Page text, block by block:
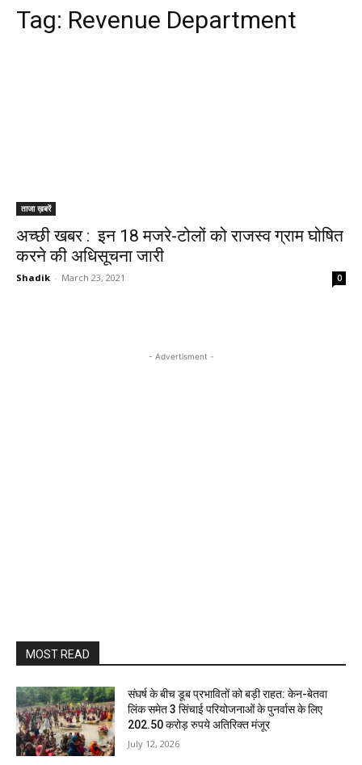
Tag: Revenue Department
ताजा ख़बरें
अच्छी खबर : इन 18 मजरे-टोलों को राजस्व ग्राम घोषित
करने की अधिसूचना जारी
Shadik - March 23, 2021 0
- Advertisment -
MOST READ
संघर्ष के बीच डूब प्रभावितों को बड़ी राहत: केन-बेतवा
लिंक समेत 3 सिंचाई परियोजनाओं के पुनर्वास के लिए
202.50 करोड़ रुपये अतिरिक्त मंजूर
July 12, 2026